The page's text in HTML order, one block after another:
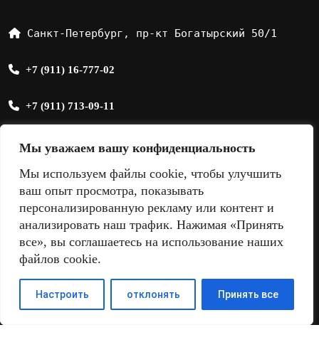
Мы уважаем вашу конфиденциальность
Мы используем файлы cookie, чтобы улучшить
ваш опыт просмотра, показывать
персонализированную рекламу или контент и
анализировать наш трафик. Нажимая «Принять
все», вы соглашаетесь на использование наших
файлов cookie.
Настроить отклонять Принять все
Санкт-Петербург, пр-кт Богатырский 50/1
+7 (911) 16-777-02
+7 (911) 713-09-11
sale@sandmix.ru